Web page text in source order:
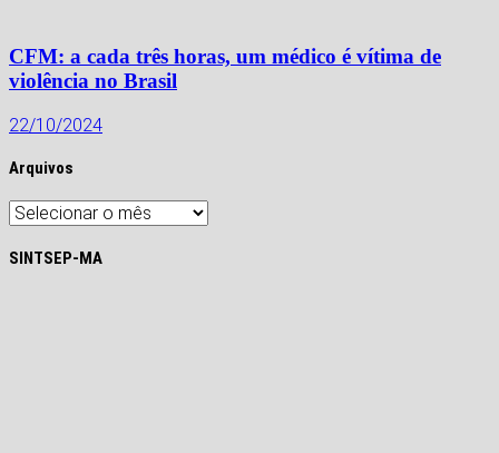
CFM: a cada três horas, um médico é vítima de
violência no Brasil
22/10/2024
Arquivos
Arquivos
SINTSEP-MA